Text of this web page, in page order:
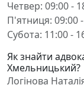
Четвер: 09:00 -
П'ятниця: 09:00
Субота: 11:00 -
Як знайти
Хмельницький?
Логінова